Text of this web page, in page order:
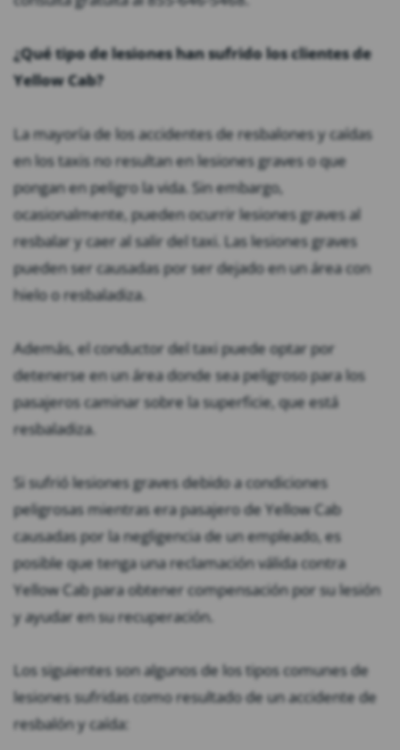
¿Qué tipo de lesiones han sufrido los clientes de
Yellow Cab?
La mayoría de los accidentes de resbalones y caídas
en los taxis no resultan en lesiones graves o que
pongan en peligro la vida. Sin embargo,
ocasionalmente, pueden ocurrir lesiones graves al
resbalar y caer al salir del taxi. Las lesiones graves
pueden ser causadas por ser dejado en un área con
hielo o resbaladiza.
Además, el conductor del taxi puede optar por
detenerse en un área donde sea peligroso para los
pasajeros caminar sobre la superficie, que está
resbaladiza.
Si sufrió lesiones graves debido a condiciones
peligrosas mientras era pasajero de Yellow Cab
causadas por la negligencia de un empleado, es
posible que tenga una reclamación válida contra
Yellow Cab para obtener compensación por su lesión
y ayudar en su recuperación.
Los siguientes son algunos de los tipos comunes de
lesiones sufridas como resultado de un accidente de
resbalón y caída: